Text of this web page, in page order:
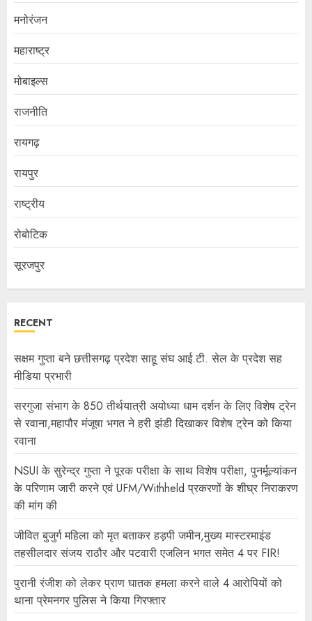
मनोरंजन
महाराष्ट्र
मोबाइल्स
राजनीति
रायगढ़
रायपुर
राष्ट्रीय
रोबोटिक
सूरजपुर
RECENT
सक्षम गुप्ता बने छत्तीसगढ़ प्रदेश साहू संघ आई.टी. सेल के प्रदेश सह
मीडिया प्रभारी
सरगुजा संभाग के 850 तीर्थयात्री अयोध्या धाम दर्शन के लिए विशेष ट्रेन
से रवाना,महापौर मंजूषा भगत ने हरी झंडी दिखाकर विशेष ट्रेन को किया
रवाना
NSUI के सुरेन्द्र गुप्ता ने पूरक परीक्षा के साथ विशेष परीक्षा, पुनर्मूल्यांकन
के परिणाम जारी करने एवं UFM/Withheld प्रकरणों के शीघ्र निराकरण
की मांग की
जीवित बुजुर्ग महिला को मृत बताकर हड़पी जमीन,मुख्य मास्टरमाइंड
तहसीलदार संजय राठौर और पटवारी एजलिन भगत समेत 4 पर FIR!
पुरानी रंजीश को लेकर प्राण घातक हमला करने वाले 4 आरोपियों को
थाना प्रेमनगर पुलिस ने किया गिरफ्तार